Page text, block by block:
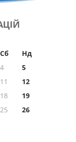
Сб
Нд
4
5
11
12
18
19
25
26